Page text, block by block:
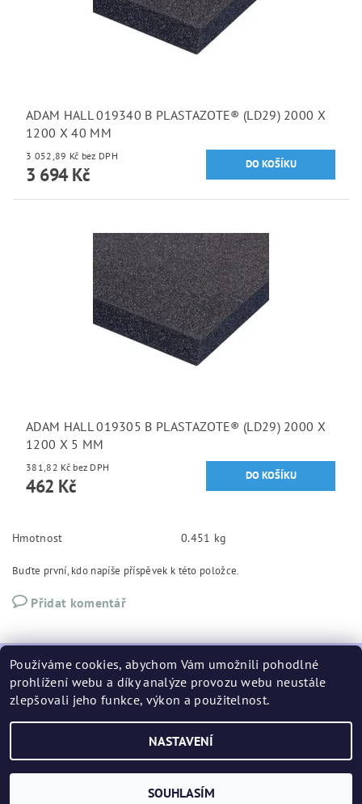
ADAM HALL 019340 B PLASTAZOTE® (LD29) 2000 X
1200 X 40 MM
3 052,89 Kč bez DPH
3 694 Kč
ADAM HALL 019305 B PLASTAZOTE® (LD29) 2000 X
1200 X 5 MM
381,82 Kč bez DPH
462 Kč
Hmotnost 0.451 kg
Buďte první, kdo napíše příspěvek k této položce.
Přidat komentář
podminky
2026 ©CASE - RACKY, všechna práva vyhrazena
Vytvořil Shoptet
Používáme cookies, abychom Vám umožnili pohodlné
prohlížení webu a díky analýze provozu webu neustále
zlepšovali jeho funkce, výkon a použitelnost.
NASTAVENÍ
SOUHLASÍM